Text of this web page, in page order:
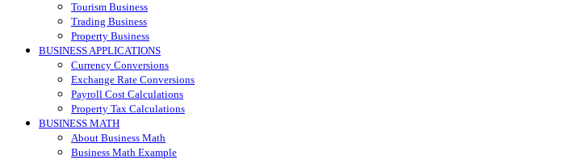
Tourism Business
Trading Business
Property Business
BUSINESS APPLICATIONS
Currency Conversions
Exchange Rate Conversions
Payroll Cost Calculations
Property Tax Calculations
BUSINESS MATH
About Business Math
Business Math Example